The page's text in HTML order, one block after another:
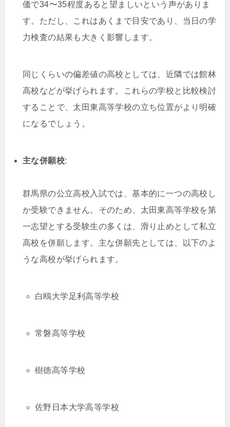
価で34〜35程度あると望ましいという声がありま
す。ただし、これはあくまで目安であり、当日の学
力検査の結果も大きく影響します。
同じくらいの偏差値の高校としては、近隣では館林
高校などが挙げられます。これらの学校と比較検討
することで、太田東高等学校の立ち位置がより明確
になるでしょう。
主な併願校:
群馬県の公立高校入試では、基本的に一つの高校し
か受験できません。そのため、太田東高等学校を第
一志望とする受験生の多くは、滑り止めとして私立
高校を併願します。主な併願先としては、以下のよ
うな高校が挙げられます。
白鴎大学足利高等学校
常磐高等学校
樹徳高等学校
佐野日本大学高等学校